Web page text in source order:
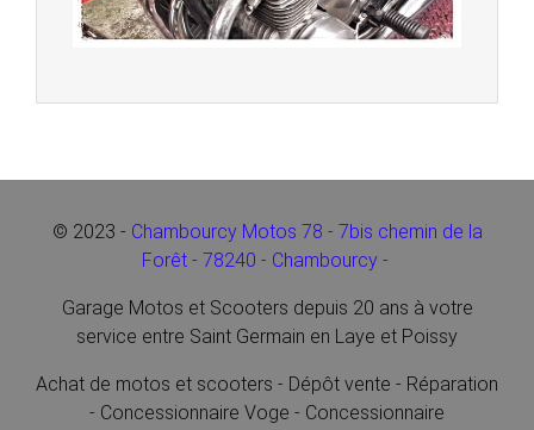
© 2023 - Chambourcy Motos 78 - 7bis chemin de la
Forêt - 78240 - Chambourcy -
Garage Motos et Scooters depuis 20 ans à votre
service entre Saint Germain en Laye et Poissy
Achat de motos et scooters - Dépôt vente - Réparation
- Concessionnaire Voge - Concessionnaire